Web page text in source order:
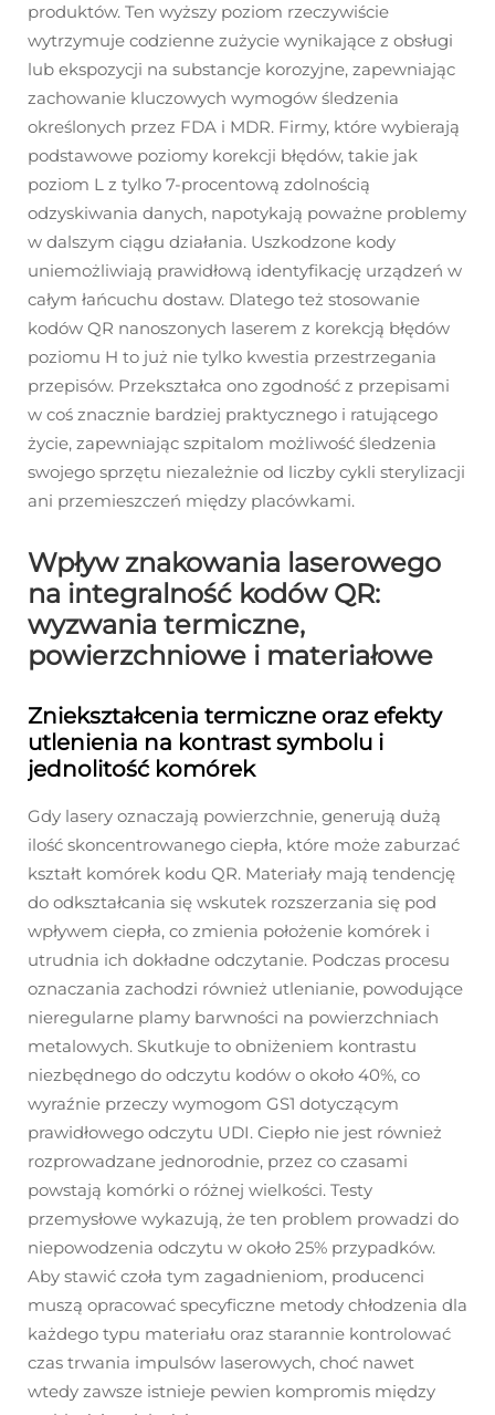
produktów. Ten wyższy poziom rzeczywiście
wytrzymuje codzienne zużycie wynikające z obsługi
lub ekspozycji na substancje korozyjne, zapewniając
zachowanie kluczowych wymogów śledzenia
określonych przez FDA i MDR. Firmy, które wybierają
podstawowe poziomy korekcji błędów, takie jak
poziom L z tylko 7-procentową zdolnością
odzyskiwania danych, napotykają poważne problemy
w dalszym ciągu działania. Uszkodzone kody
uniemożliwiają prawidłową identyfikację urządzeń w
całym łańcuchu dostaw. Dlatego też stosowanie
kodów QR nanoszonych laserem z korekcją błędów
poziomu H to już nie tylko kwestia przestrzegania
przepisów. Przekształca ono zgodność z przepisami
w coś znacznie bardziej praktycznego i ratującego
życie, zapewniając szpitalom możliwość śledzenia
swojego sprzętu niezależnie od liczby cykli sterylizacji
ani przemieszczeń między placówkami.
Wpływ znakowania laserowego
na integralność kodów QR:
wyzwania termiczne,
powierzchniowe i materiałowe
Zniekształcenia termiczne oraz efekty
utlenienia na kontrast symbolu i
jednolitość komórek
Gdy lasery oznaczają powierzchnie, generują dużą
ilość skoncentrowanego ciepła, które może zaburzać
kształt komórek kodu QR. Materiały mają tendencję
do odkształcania się wskutek rozszerzania się pod
wpływem ciepła, co zmienia położenie komórek i
utrudnia ich dokładne odczytanie. Podczas procesu
oznaczania zachodzi również utlenianie, powodujące
nieregularne plamy barwności na powierzchniach
metalowych. Skutkuje to obniżeniem kontrastu
niezbędnego do odczytu kodów o około 40%, co
wyraźnie przeczy wymogom GS1 dotyczącym
prawidłowego odczytu UDI. Ciepło nie jest również
rozprowadzane jednorodnie, przez co czasami
powstają komórki o różnej wielkości. Testy
przemysłowe wykazują, że ten problem prowadzi do
niepowodzenia odczytu w około 25% przypadków.
Aby stawić czoła tym zagadnieniom, producenci
muszą opracować specyficzne metody chłodzenia dla
każdego typu materiału oraz starannie kontrolować
czas trwania impulsów laserowych, choć nawet
wtedy zawsze istnieje pewien kompromis między